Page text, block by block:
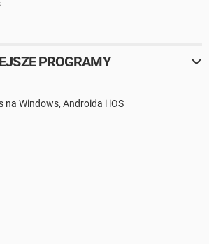
PROGRAMY
na Windows, Androida i iOS